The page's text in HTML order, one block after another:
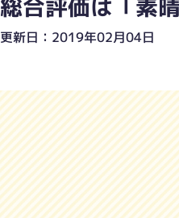
総合評価は「素
更新日：2019年02月04日